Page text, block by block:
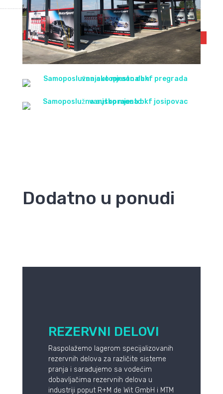
Dodatno u ponudi
REZERVNI DELOVI
Raspolažemo lagerom specijalizovanih
rezervnih delova za različite sisteme
pranja i sarađujemo sa vodećim
dobavljačima rezervnih delova u
industriji poput R+M de Wit GmbH i MTM